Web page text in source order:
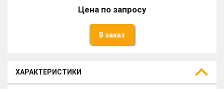
Цена по запросу
В заказ
ХАРАКТЕРИСТИКИ